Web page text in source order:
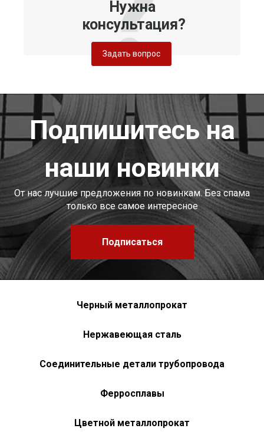
Нужна
консультация?
Задать вопрос
Подпишитесь на
наши новинки
От нас лучшие предложения по новинкам. Без спама
только все самое интересное
Подписаться
Черный металлопрокат
Нержавеющая сталь
Соединительные детали трубопровода
Ферросплавы
Цветной металлопрокат